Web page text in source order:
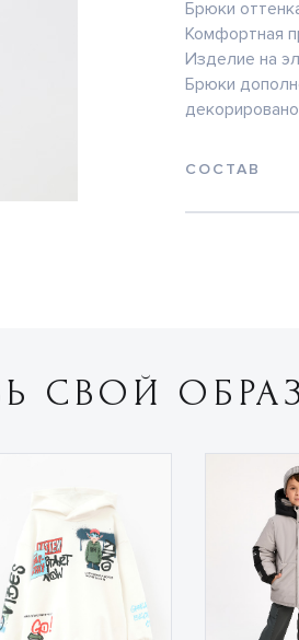
Брюки
Комфортная
Изделие на
Брюки
СОСТАВ
СВОЙ